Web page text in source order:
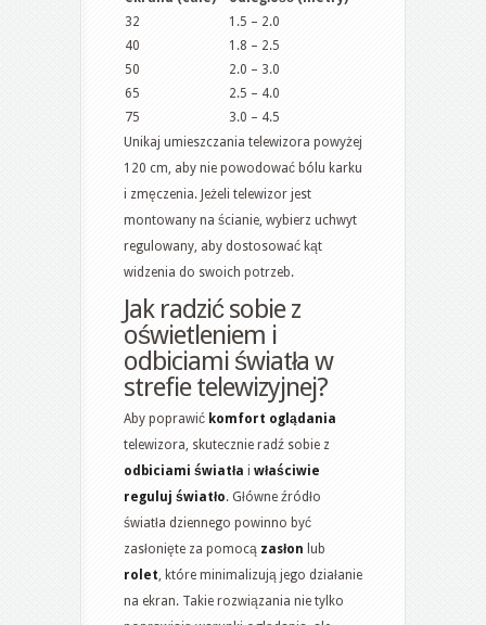
32
1.5 – 2.0
40
1.8 – 2.5
50
2.0 – 3.0
65
2.5 – 4.0
75
3.0 – 4.5
Unikaj umieszczania telewizora powyżej
120 cm, aby nie powodować bólu karku
i zmęczenia. Jeżeli telewizor jest
montowany na ścianie, wybierz uchwyt
regulowany, aby dostosować kąt
widzenia do swoich potrzeb.
Jak radzić sobie z
oświetleniem i
odbiciami światła w
strefie telewizyjnej?
Aby poprawić komfort oglądania
telewizora, skutecznie radź sobie z
odbiciami światła i właściwie
reguluj światło. Główne źródło
światła dziennego powinno być
zasłonięte za pomocą zasłon lub
rolet, które minimalizują jego działanie
na ekran. Takie rozwiązania nie tylko